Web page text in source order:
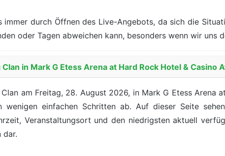
immer durch Öffnen des Live-Angebots, da sich die
oder Tagen abweichen kann, besonders wenn wir uns
in Mark G Etess Arena at Hard Rock Hotel & Casino
am Freitag, 28. August 2026, in Mark G Etess Arena
einfachen Schritten ab. Auf dieser Seite
Veranstaltungsort und den niedrigsten aktuell
dar.